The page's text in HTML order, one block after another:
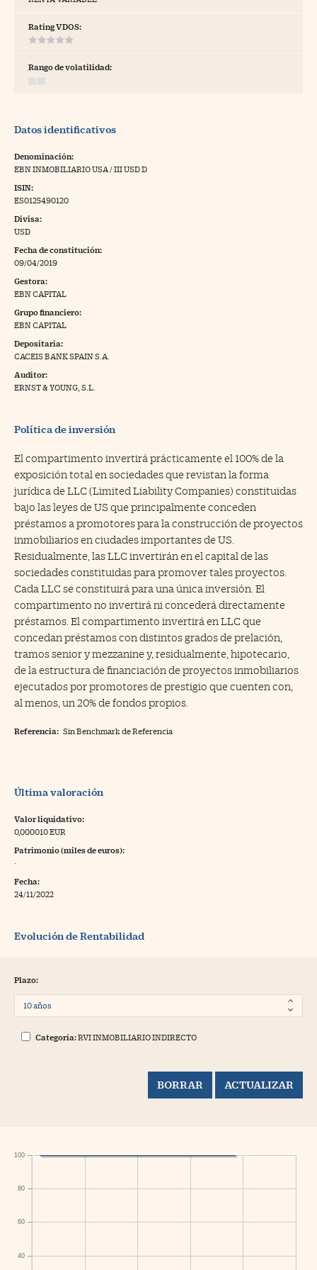
Pyme
a Cinco Días
Rating VDOS:
Rango de volatilidad:
Datos identificativos
Denominación:
EBN INMOBILIARIO USA / III USD D
ISIN:
ES0125490120
Divisa:
USD
Fecha de constitución:
09/04/2019
Gestora:
EBN CAPITAL
Grupo financiero:
EBN CAPITAL
Depositaria:
CACEIS BANK SPAIN S.A.
Auditor:
ERNST & YOUNG, S.L.
Política de inversión
El compartimento invertirá prácticamente el 100% de la
exposición total en sociedades que revistan la forma
jurídica de LLC (Limited Liability Companies) constituidas
bajo las leyes de US que principalmente conceden
préstamos a promotores para la construcción de proyectos
inmobiliarios en ciudades importantes de US.
Residualmente, las LLC invertirán en el capital de las
sociedades constituidas para promover tales proyectos.
Cada LLC se constituirá para una única inversión. El
compartimento no invertirá ni concederá directamente
préstamos. El compartimento invertirá en LLC que
concedan préstamos con distintos grados de prelación,
tramos senior y mezzanine y, residualmente, hipotecario,
de la estructura de financiación de proyectos inmobiliarios
ejecutados por promotores de prestigio que cuenten con,
al menos, un 20% de fondos propios.
Referencia: Sin Benchmark de Referencia
Última valoración
Valor liquidativo:
0,000010 EUR
Patrimonio (miles de euros):
·
Fecha:
24/11/2022
Evolución de Rentabilidad
Plazo:
Categoría:RVI INMOBILIARIO INDIRECTO
40
60
80
100